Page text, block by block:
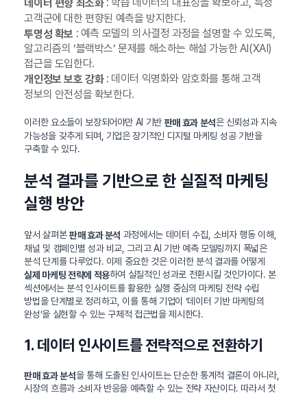
데이터 편향 최소화
고객군에 대한 편향된 예측을 방지한다.
투명성 확보 : 예측 모델의 의사결정 과정을 설명할 수 있도록,
알고리즘의 ‘블랙박스’ 문제를 해소하는 해설 가능한 AI(XAI)
접근을 도입한다.
개인정보 보호 강화: 데이터 익명화와 암호화를 통해 고객
정보의 안전성을 확보한다.
이러한 요소들이 보장되어야만 AI 기반 판매 효과 분석은 신뢰성과 지속
가능성을 갖추게 되며, 기업은 장기적인 디지털 마케팅 성공 기반을
구축할 수 있다.
분석 결과를 기반으로 한 실질적 마케팅
실행 방안
앞서 살펴본판매 효과 분석 과정에서는 데이터 수집, 소비자 행동 이해,
채널 및 캠페인별 성과 비교, 그리고 AI 기반 예측 모델링까지 폭넓은
분석 단계를 다루었다. 이제 중요한 것은 이러한 분석 결과를 어떻게
실제 마케팅 전략에 적용하여 실질적인 성과로 전환시킬 것인가이다. 본
섹션에서는 분석 인사이트를 활용한 실행 중심의 마케팅 전략 수립
방법을 단계별로 정리하고, 이를 통해 기업이 ‘데이터 기반 마케팅의
완성’을 실현할 수 있는 구체적 접근법을 제시한다.
1. 데이터 인사이트를 전략적으로 전환하기
판매 효과 분석을 통해 도출된 인사이트는 단순한 통계적 결론이 아니라,
시장의 흐름과 소비자 반응을 예측할 수 있는 전략 자산이다. 따라서 첫